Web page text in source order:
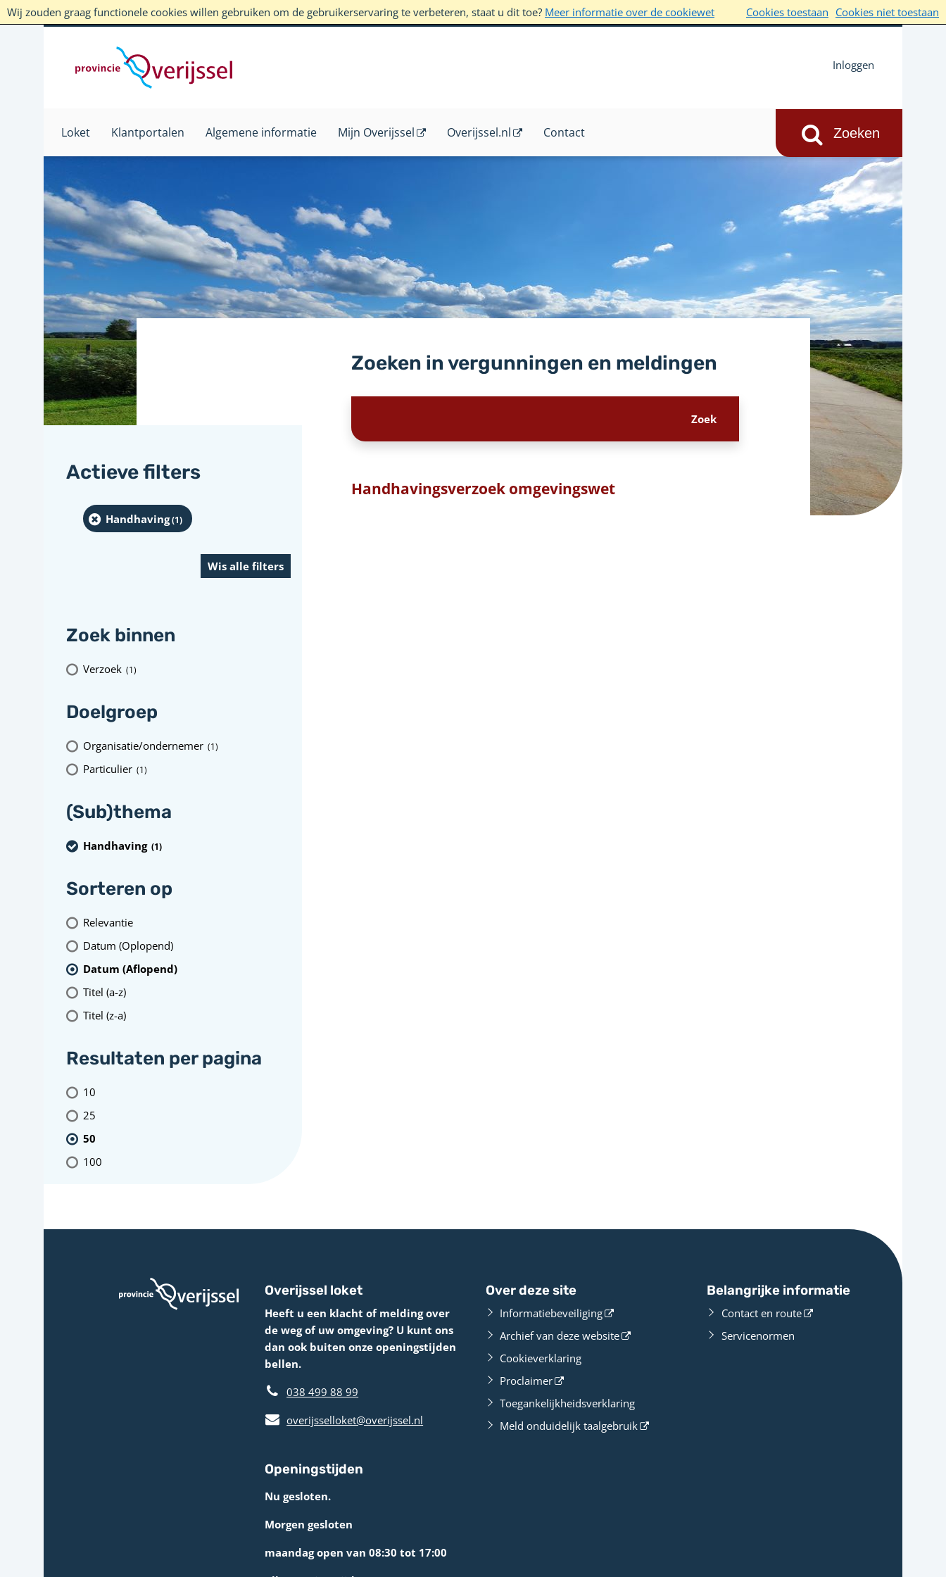
Wij zouden graag functionele cookies willen gebruiken om de gebruikerservaring te verbeteren, staat u dit toe? Meer informatie over de cookiewet Cookies toestaan Cookies niet toestaan
Inloggen
Loket Klantportalen Algemene informatie Mijn Overijssel Overijssel.nl Contact
Zoeken in vergunningen en meldingen
Handhavingsverzoek omgevingswet
Actieve filters
Handhaving(1)
Zoek binnen
Verzoek (1)
Doelgroep
Organisatie/ondernemer (1)
Particulier (1)
(Sub)thema
Handhaving (1)
Sorteren op
Relevantie
Datum (Oplopend)
Datum (Aflopend)
Titel (a-z)
Titel (z-a)
Resultaten per pagina
10
25
50
100
Overijssel loket
Heeft u een klacht of melding over
de weg of uw omgeving? U kunt ons
dan ook buiten onze openingstijden
bellen.
038 499 88 99
overijsselloket@overijssel.nl
Openingstijden
Nu gesloten.
Morgen gesloten
maandag open van 08:30 tot 17:00
Over deze site
Informatiebeveiliging
Archief van deze website
Cookieverklaring
Proclaimer
Toegankelijkheidsverklaring
Meld onduidelijk taalgebruik
Belangrijke informatie
Contact en route
Servicenormen